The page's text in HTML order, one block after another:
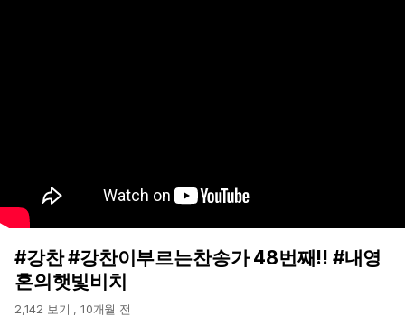
#강찬 #강찬이부르는찬송가 48번째!! #내영
혼의햇빛비치
2,142 보기 , 10개월 전